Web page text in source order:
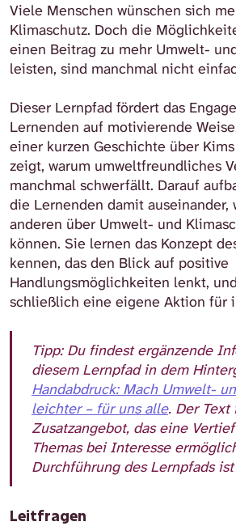
Viele Menschen wünschen sich
Klimaschutz. Doch die
einen Beitrag zu mehr Umwelt-
leisten, sind manchmal nicht
Dieser Lernpfad fördert das
Lernenden auf motivierende
einer kurzen Geschichte über
zeigt, warum umweltfreundliches
manchmal schwerfällt. Darauf
die Lernenden damit auseinander,
anderen über Umwelt- und
können. Sie lernen das Konzept
kennen, das den Blick auf positive
Handlungsmöglichkeiten lenkt,
schließlich eine eigene Aktion für
Tipp: Du findest ergänzende
diesem Lernpfad in dem
Handabdruck: Mach Umwelt-
leichter – für uns alle. Der Text
Zusatzangebot, das eine
Themas bei Interesse
Durchführung des Lernpfads
Leitfragen